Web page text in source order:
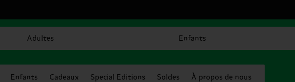
Adultes Enfants
Enfants Cadeaux Special Editions Soldes À propos de nous